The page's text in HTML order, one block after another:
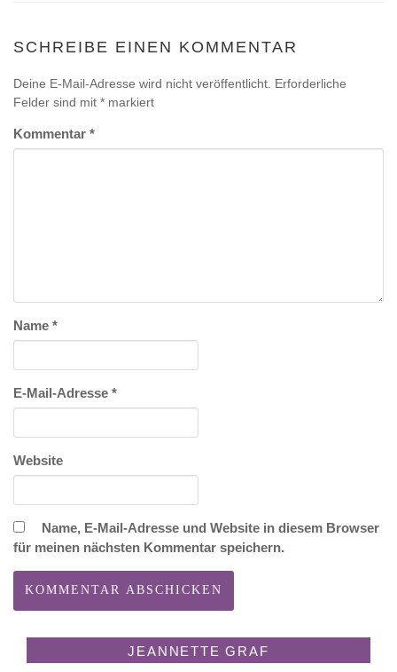
SCHREIBE EINEN KOMMENTAR
Deine E-Mail-Adresse wird nicht veröffentlicht. Erforderliche
Felder sind mit * markiert
Kommentar *
Name *
E-Mail-Adresse *
Website
Name, E-Mail-Adresse und Website in diesem Browser
für meinen nächsten Kommentar speichern.
JEANNETTE GRAF